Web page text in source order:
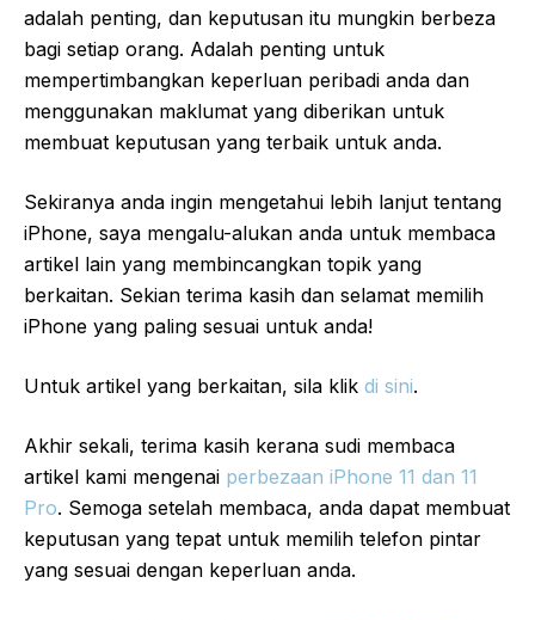
adalah penting, dan keputusan itu mungkin berbeza
bagi setiap orang. Adalah penting untuk
mempertimbangkan keperluan peribadi anda dan
menggunakan maklumat yang diberikan untuk
membuat keputusan yang terbaik untuk anda.
Sekiranya anda ingin mengetahui lebih lanjut tentang
iPhone, saya mengalu-alukan anda untuk membaca
artikel lain yang membincangkan topik yang
berkaitan. Sekian terima kasih dan selamat memilih
iPhone yang paling sesuai untuk anda!
Untuk artikel yang berkaitan, sila klik di sini.
Akhir sekali, terima kasih kerana sudi membaca
artikel kami mengenai perbezaan iPhone 11 dan 11
Pro. Semoga setelah membaca, anda dapat membuat
keputusan yang tepat untuk memilih telefon pintar
yang sesuai dengan keperluan anda.